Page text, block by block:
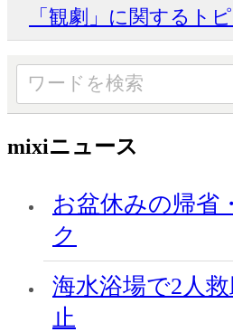
「観劇」に関するト
mixiニュース
お盆休みの帰省
ク
海水浴場で2人
止